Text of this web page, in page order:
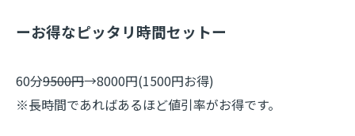
ーお得なピッタリ時間セットー
60分9500円→8000円(1500円お得)
※長時間であればあるほど値引率がお得です。